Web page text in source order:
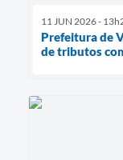
11 JUN 2026 -
Prefeitura de
de tributos